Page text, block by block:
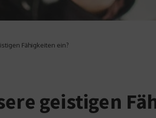
Fähigkeiten ein?
geistigen